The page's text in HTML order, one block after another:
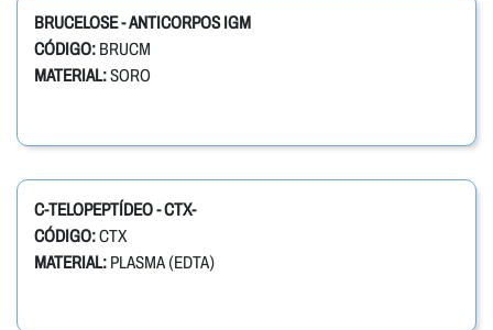
BRUCELOSE - ANTICORPOS IGM
CÓDIGO: BRUCM
MATERIAL:SORO
C-TELOPEPTÍDEO - CTX-
CÓDIGO:CTX
MATERIAL: PLASMA (EDTA)